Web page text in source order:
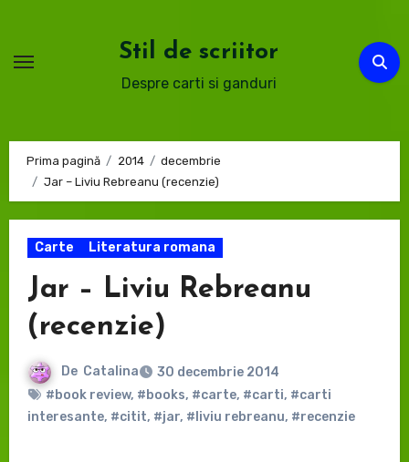
conținut
Stil de scriitor
Despre carti si ganduri
Prima pagină 2014
decembrie
Jar – Liviu Rebreanu (recenzie)
Carte Literatura romana
Jar – Liviu Rebreanu
(recenzie)
De Catalina
30 decembrie 2014
#book review, #books, #carte, #carti, #carti
interesante, #citit, #jar, #liviu rebreanu, #recenzie